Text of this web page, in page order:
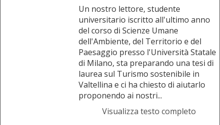
Un nostro lettore, studente
universitario iscritto all'ultimo anno
del corso di Scienze Umane
dell'Ambiente, del Territorio e del
Paesaggio presso l'Università Statale
di Milano, sta preparando una tesi di
laurea sul Turismo sostenibile in
Valtellina e ci ha chiesto di aiutarlo
proponendo ai nostri...
Visualizza testo completo